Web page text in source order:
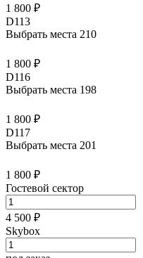
1 800 ₽
D113
Выбрать места 210
1 800 ₽
D116
Выбрать места 198
1 800 ₽
D117
Выбрать места 201
1 800 ₽
Гостевой сектор
4 500 ₽
Skybox